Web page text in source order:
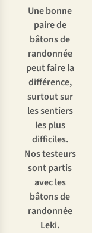
Une bonne
paire de
bâtons de
randonnée
peut faire la
différence,
surtout sur
les sentiers
les plus
difficiles.
Nos testeurs
sont partis
avec les
bâtons de
randonnée
Leki.